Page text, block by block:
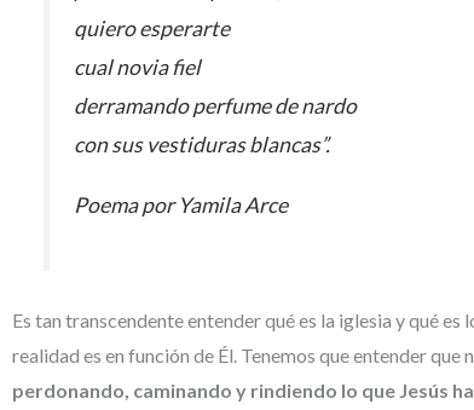
quiero esperarte
cual novia fiel
derramando perfume de nardo
con sus vestiduras blancas”.
Poema por Yamila Arce
Es tan transcendente entender qué es la iglesia y qué
realidad es en función de Él. Tenemos que entender
perdonando, caminando y rindiendo lo que Jesús